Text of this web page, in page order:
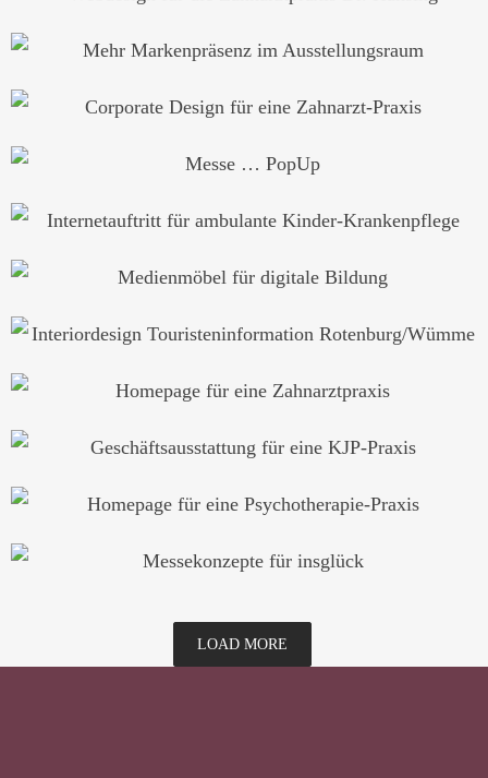
LOAD MORE